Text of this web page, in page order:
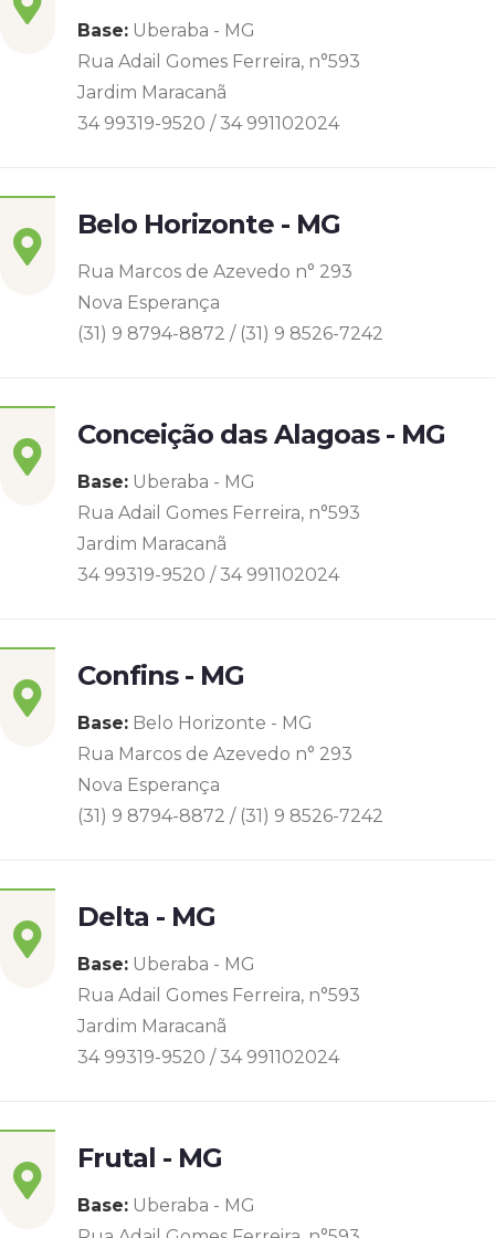
Base: Uberaba - MG
Rua Adail Gomes Ferreira, n°593
Jardim Maracanã
34 99319-9520 / 34 991102024
Belo Horizonte - MG
Rua Marcos de Azevedo n° 293
Nova Esperança
(31) 9 8794-8872 / (31) 9 8526-7242
Conceição das Alagoas - MG
Base: Uberaba - MG
Rua Adail Gomes Ferreira, n°593
Jardim Maracanã
34 99319-9520 / 34 991102024
Confins - MG
Base: Belo Horizonte - MG
Rua Marcos de Azevedo n° 293
Nova Esperança
(31) 9 8794-8872 / (31) 9 8526-7242
Delta - MG
Base: Uberaba - MG
Rua Adail Gomes Ferreira, n°593
Jardim Maracanã
34 99319-9520 / 34 991102024
Frutal - MG
Base: Uberaba - MG